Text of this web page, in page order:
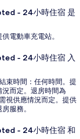
- 24小時住宿 是
電動車充電站。
- 24小時住宿 入
束時間：任何時間。提
而定。退房時間為
視供應情況而定。提供
服務。
- 24小時住宿 和